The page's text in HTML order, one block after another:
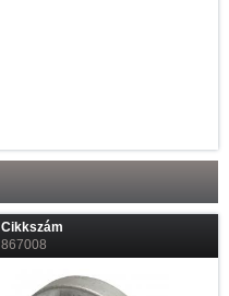
Cikkszám
867008